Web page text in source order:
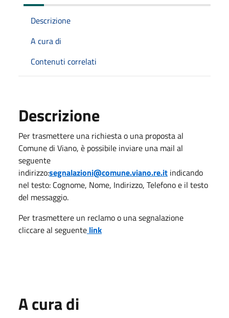
Descrizione
A cura di
Contenuti correlati
Descrizione
Per trasmettere una richiesta o una proposta al
Comune di Viano, è possibile inviare una mail al
seguente
indirizzo:segnalazioni@comune.viano.re.it indicando
nel testo: Cognome, Nome, Indirizzo, Telefono e il testo
del messaggio.
Per trasmettere un reclamo o una segnalazione
cliccare al seguente link
A cura di